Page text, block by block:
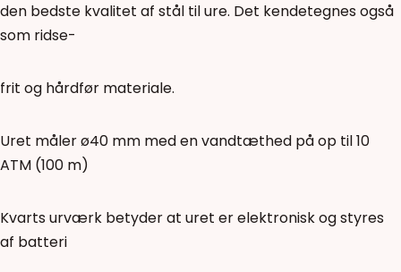
den bedste kvalitet af stål til ure. Det kendetegnes også
som ridse-
frit og hårdfør materiale.
Uret måler ø40 mm med en vandtæthed på op til 10
ATM (100 m)
Kvarts urværk betyder at uret er elektronisk og styres
af batteri